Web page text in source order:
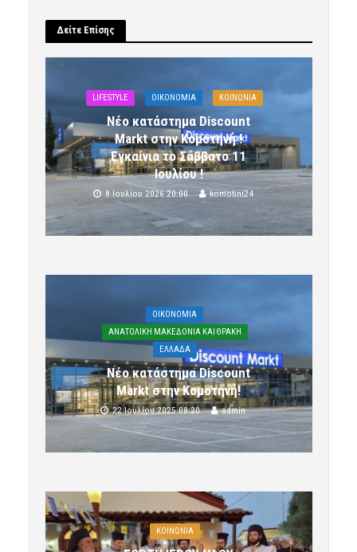
Δείτε Επίσης
LIFESTYLE OIKONOMIA ΚΟΙΝΩΝΙΑ
Νέο κατάστημα Discount
Markt στην Κομοτηνή !
Εγκαίνια το Σάββατο 11
Ιουλίου !
8 Ιουλίου 2026 20:00 komotini24
OIKONOMIA
ΑΝΑΤΟΛΙΚΗ ΜΑΚΕΔΟΝΙΑ ΚΑΙ ΘΡΑΚΗ
ΕΛΛΑΔΑ
Νέο κατάστημα Discount
Markt στην Κομοτηνή!
22 Ιουλίου 2025 08:20 admin
ΚΟΙΝΩΝΙΑ